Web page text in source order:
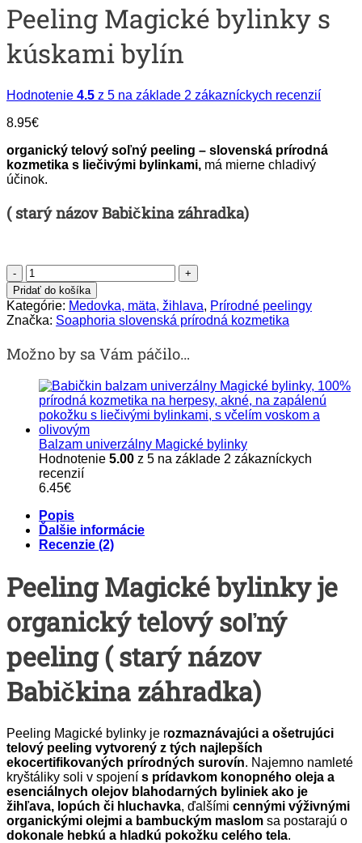
Peeling Magické bylinky s
kúskami bylín
Hodnotenie 4.5 z 5 na základe 2 zákazníckych recenzií
8.95€
organický telový soľný peeling – slovenská prírodná
kozmetika s liečivými bylinkami, má mierne chladivý
účinok.
( starý názov Babičkina záhradka)
množstvo
Peeling
Magické
bylinky
s
bylín
Pridať do košíka
Kategórie: Medovka, mäta, žihlava, Prírodné peelingy
Značka: Soaphoria slovenská prírodná kozmetika
Možno by sa Vám páčilo…
Balzam univerzálny Magické bylinky
Hodnotenie 5.00 z 5 na základe 2 zákazníckych
recenzií
6.45€
Popis
Ďalšie informácie
Recenzie (2)
PeelingMagické bylinkyje
organický telový soľný
peeling( starý názov
Babičkina záhradka)
Peeling Magické bylinky je rozmaznávajúci a ošetrujúci
telový peeling vytvorený z tých najlepších
ekocertifikovaných prírodných surovín. Najemno namleté
kryštáliky soli v spojení s prídavkom konopného oleja a
esenciálnych olejov blahodarných byliniek ako je
žihľava, lopúch či hluchavka, ďalšími cennými výživnými
organickými olejmi a bambuckým maslom sa postarajú o
dokonale hebkú a hladkú pokožku celého tela.